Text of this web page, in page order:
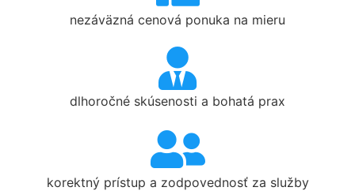
nezáväzná cenová ponuka na mieru
dlhoročné skúsenosti a bohatá prax
korektný prístup a zodpovednosť za služby